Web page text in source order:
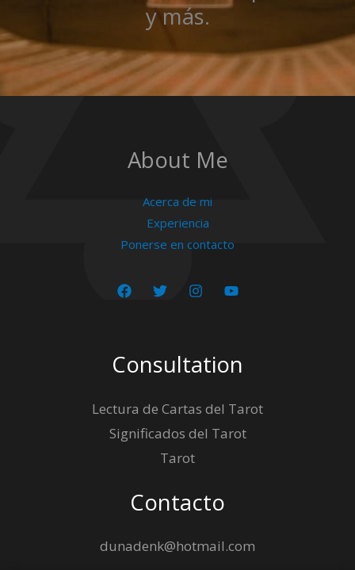
y más.
About Me
Acerca de mi
Experiencia
Ponerse en contacto
Consultation
Lectura de Cartas del Tarot
Significados del Tarot
Tarot
Contacto
dunadenk@hotmail.com